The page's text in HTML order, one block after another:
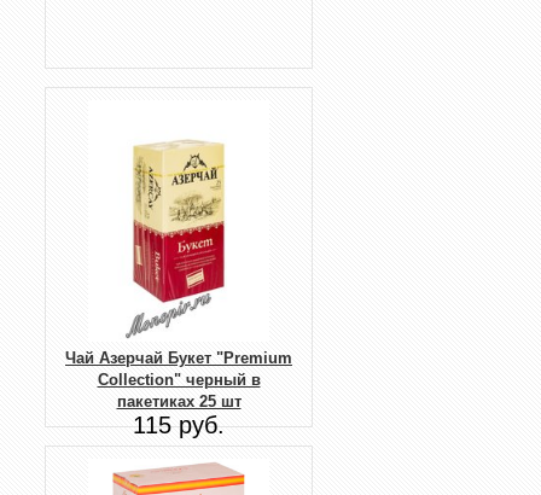
Чай Азерчай Букет "Premium
Collection" черный в
пакетиках 25 шт
115 руб.